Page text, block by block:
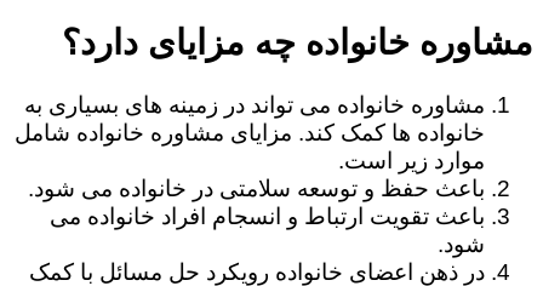
مشاوره خانواده چه مزایای دارد؟
مشاوره خانواده می تواند در زمینه های بسیاری به
خانواده ها کمک کند. مزایای مشاوره خانواده شامل
موارد زیر است.
باعث حفظ و توسعه سلامتی در خانواده می شود.
باعث تقویت ارتباط و انسجام افراد خانواده می
شود.
در ذهن اعضای خانواده رویکرد حل مسائل با کمک